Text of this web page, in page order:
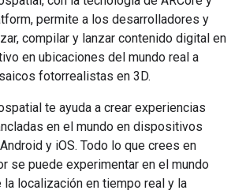
permite a los desarrolladores y
compilar y lanzar contenido digital en
en ubicaciones del mundo real a
fotorrealistas en 3D.
te ayuda a crear experiencias
en el mundo en dispositivos
y iOS. Todo lo que crees en
se puede experimentar en el mundo
localización en tiempo real y la